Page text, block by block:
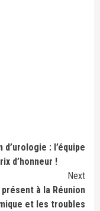
: l’équipe
d’honneur !
Next
à la Réunion
et les troubles